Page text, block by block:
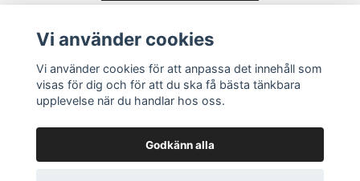
Vi använder cookies
Vi använder cookies för att anpassa det innehåll som
visas för dig och för att du ska få bästa tänkbara
upplevelse när du handlar hos oss.
Godkänn alla